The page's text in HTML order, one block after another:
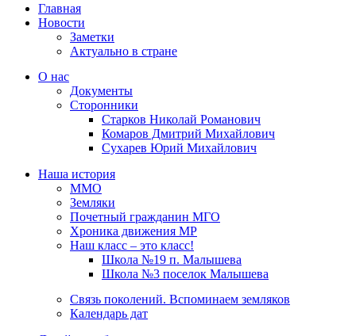
Главная
Новости
Заметки
Актуально в стране
О нас
Документы
Сторонники
Старков Николай Романович
Комаров Дмитрий Михайлович
Сухарев Юрий Михайлович
Наша история
ММО
Земляки
Почетный гражданин МГО
Хроника движения МР
Наш класс – это класс!
Школа №19 п. Малышева
Школа №3 поселок Малышева
Связь поколений. Вспоминаем земляков
Календарь дат